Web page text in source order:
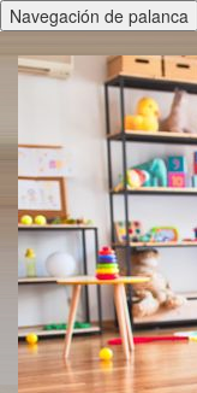
Navegación de palanca